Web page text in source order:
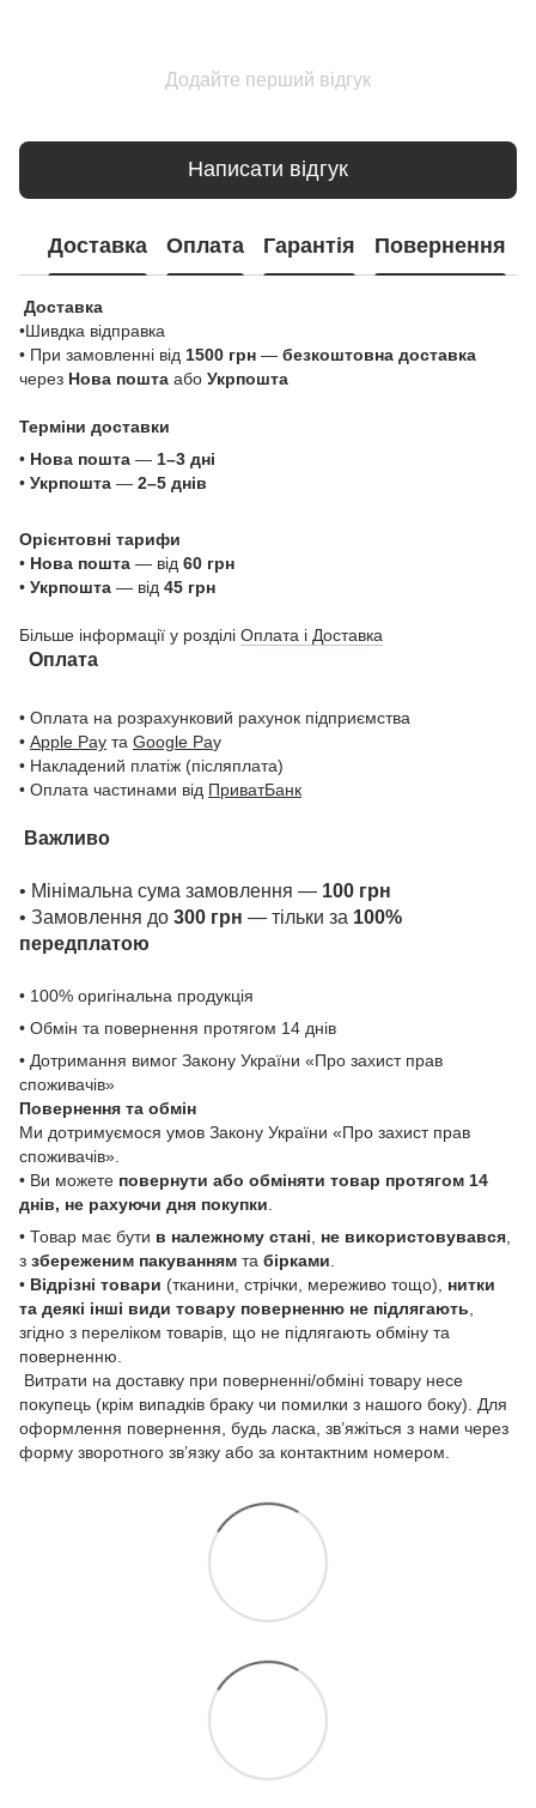
Додайте перший відгук
Написати відгук
Доставка Оплата Гарантія Повернення
Доставка
•Шивдка відправка
• При замовленні від 1500 грн — безкоштовна доставка
через Нова пошта або Укрпошта
Терміни доставки
• Нова пошта — 1–3 дні
• Укрпошта — 2–5 днів
Орієнтовні тарифи
• Нова пошта — від 60 грн
• Укрпошта — від 45 грн
Більше інформації у розділі Оплата і Доставка
Оплата
• Оплата на розрахунковий рахунок підприємства
• Apple Pay та Google Pay
• Накладений платіж (післяплата)
• Оплата частинами від ПриватБанк
Важливо
• Мінімальна сума замовлення — 100 грн
• Замовлення до 300 грн — тільки за 100%
передплатою
• 100% оригінальна продукція
• Обмін та повернення протягом 14 днів
• Дотримання вимог Закону України «Про захист прав
споживачів»
Повернення та обмін
Ми дотримуємося умов Закону України «Про захист прав
споживачів».
• Ви можете повернути або обміняти товар протягом 14
днів, не рахуючи дня покупки
• Товар має бути в належному стані не використовувався
з збереженим пакуванням та бірками
• Відрізні товари (тканини, стрічки, мереживо тощо), нитки
та деякі інші види товару поверненню не підлягають
згідно з переліком товарів, що не підлягають обміну та
поверненню.
Витрати на доставку при поверненні/обміні товару несе
покупець (крім випадків браку чи помилки з нашого боку). Для
оформлення повернення, будь ласка, зв’яжіться з нами через
форму зворотного зв’язку або за контактним номером.